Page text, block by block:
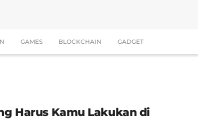
GAMES BLOCKCHAIN GADGET
Harus Kamu Lakukan di